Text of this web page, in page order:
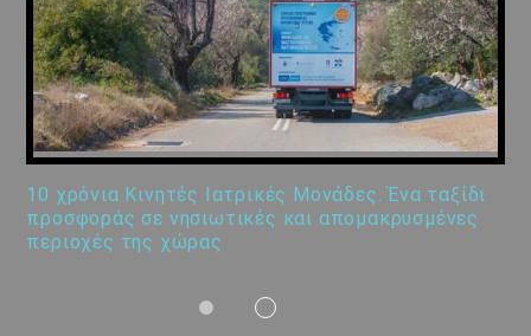
10 χρόνια Κινητές Ιατρικές Μονάδες. Ένα ταξίδι
προσφοράς σε νησιωτικές και απομακρυσμένες
περιοχές της χώρας